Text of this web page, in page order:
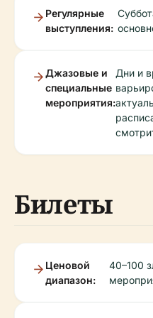
Регулярные
выступления:
Джазовые и
специальные
мероприятия:
Дни и
Билеты
Ценовой
диапазон:
40–100